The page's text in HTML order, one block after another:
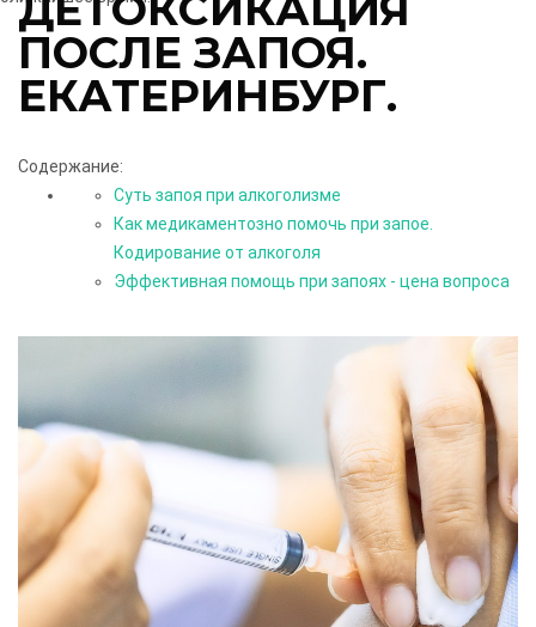
ПОСЛЕ ЗАПОЯ.
ЕКАТЕРИНБУРГ.
Содержание:
Суть запоя при алкоголизме
Как медикаментозно помочь при запое.
Кодирование от алкоголя
Эффективная помощь при запоях - цена вопроса